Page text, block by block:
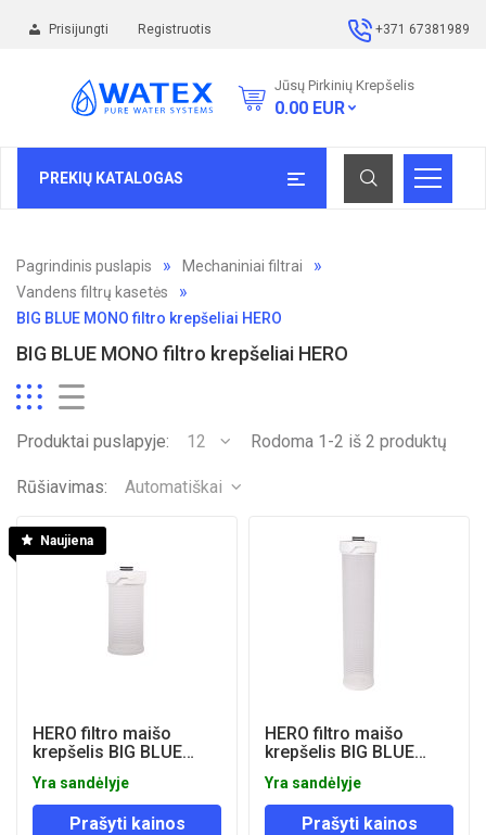
Prisijungti Registruotis +371 67381989
Jūsų Pirkinių Krepšelis
0.00 EUR
PREKIŲ KATALOGAS
Pagrindinis puslapis
Mechaniniai filtrai
Vandens filtrų kasetės
BIG BLUE MONO filtro krepšeliai HERO
BIG BLUE MONO filtro krepšeliai HERO
Produktai puslapyje: 12 Rodoma 1-2 iš 2 produktų
Rūšiavimas: Automatiškai
Naujiena
HERO filtro maišo
krepšelis BIG BLUE
korpusui
Yra sandėlyje
Prašyti kainos
HERO filtro maišo
krepšelis BIG BLUE
korpusui
Yra sandėlyje
Prašyti kainos